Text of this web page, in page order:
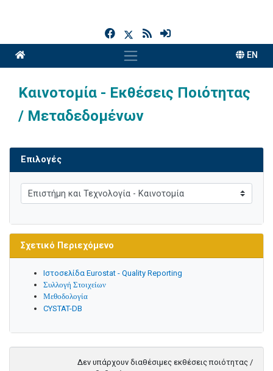
h
EN
Καινοτομία - Εκθέσεις Ποιότητας
/ Μεταδεδομένων
Επιλογές
Σχετικό Περιεχόμενο
Ιστοσελίδα Eurostat - Quality Reporting
Συλλογή Στοιχείων
Μεθοδολογία
CYSTAT-DB
Δεν υπάρχουν διαθέσιμες εκθέσεις ποιότητας /